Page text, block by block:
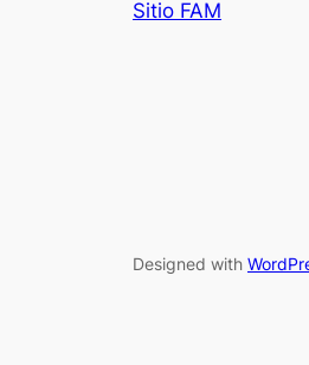
Sitio FAM
Designed with